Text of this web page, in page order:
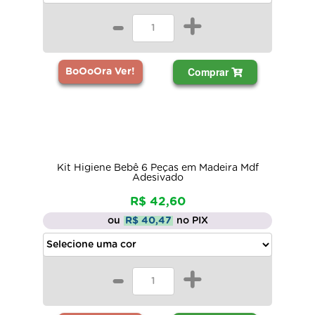
- +
BoOoOra Ver! Comprar
Kit Higiene Bebê 6 Peças em Madeira Mdf
Adesivado
R$ 42,60
ou R$ 40,47 no PIX
- +